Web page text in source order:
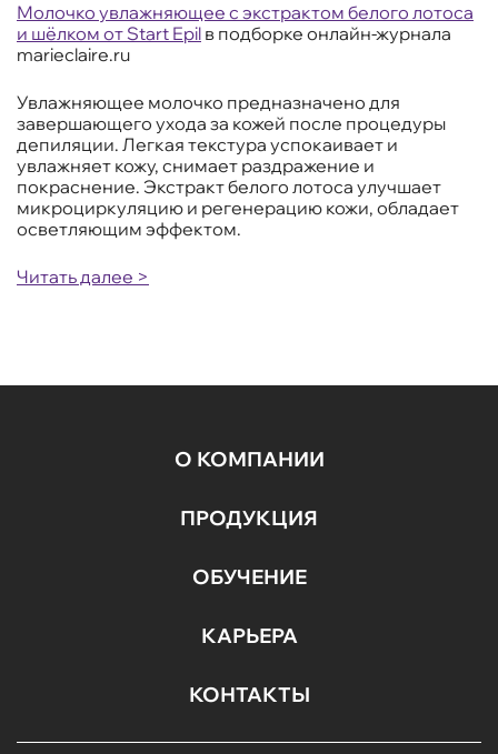
Молочко увлажняющее с экстрактом белого лотоса
и шёлком от Start Epil в подборке онлайн-журнала
marieclaire.ru
Увлажняющее молочко предназначено для
завершающего ухода за кожей после процедуры
депиляции. Легкая текстура успокаивает и
увлажняет кожу, снимает раздражение и
покраснение. Экстракт белого лотоса улучшает
микроциркуляцию и регенерацию кожи, обладает
осветляющим эффектом.
Читать далее >
О КОМПАНИИ
ПРОДУКЦИЯ
ОБУЧЕНИЕ
КАРЬЕРА
КОНТАКТЫ